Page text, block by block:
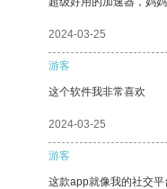
2024-03-25
游客
这个软件我非常喜欢
2024-03-25
游客
这款app就像我的社交平